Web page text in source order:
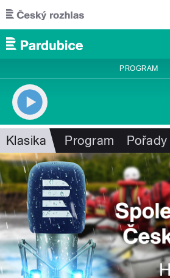
Přejít k hlavnímu obsahu
PROGRAM
Klasika Program Pořady